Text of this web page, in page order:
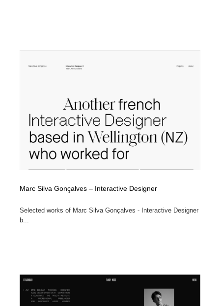
Marc Silva Gonçalves – Interactive Designer
Selected works of Marc Silva Gonçalves - Interactive Designer
b...